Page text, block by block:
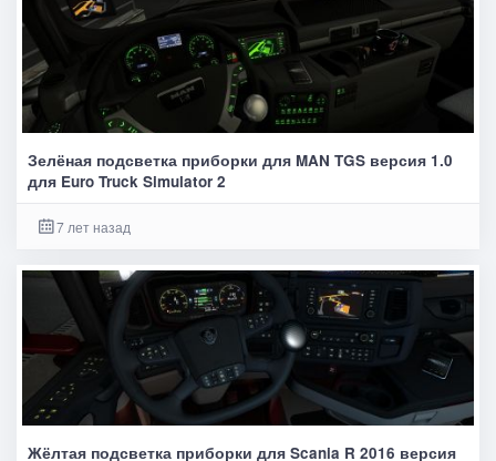
Зелёная подсветка приборки для MAN TGS версия 1.0
для Euro Truck Simulator 2
7 лет назад
Жёлтая подсветка приборки для Scania R 2016 версия